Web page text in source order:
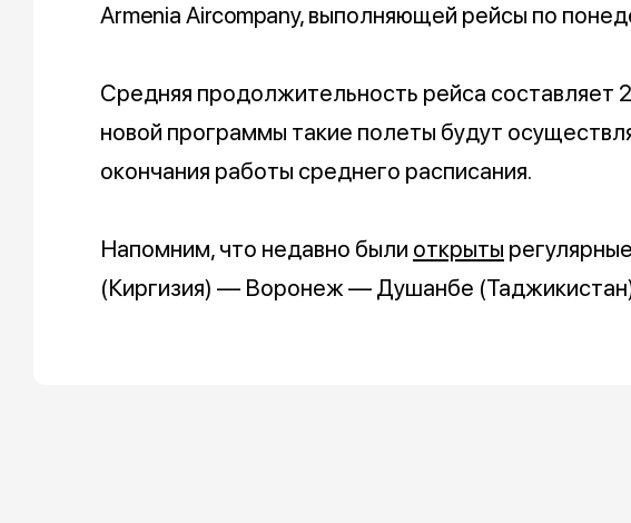
Armenia Aircompany, выполняющей рейсы по
Средняя продолжительность рейса составляет
новой программы такие полеты будут
окончания работы среднего расписания.
Напомним, что недавно были открыты
(Киргизия) — Воронеж — Душанбе